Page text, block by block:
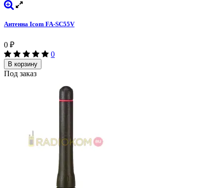
Антенна Icom FA-SC55V
0 ₽
0
В корзину
Под заказ